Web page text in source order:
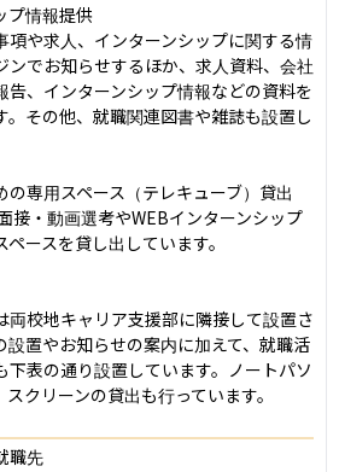
プ情報提供
項や求人、インターンシップに関する情
ンでお知らせするほか、求人資料、会社
告、インターンシップ情報などの資料を
。その他、就職関連図書や雑誌も設置し
専用スペース（テレキューブ）貸出
接・動画選考やWEBインターンシップ
ースを貸し出しています。
両校地キャリア支援部に隣接して設置さ
設置やお知らせの案内に加えて、就職活
下表の通り設置しています。ノートパソ
クリーンの貸出も行っています。
職先